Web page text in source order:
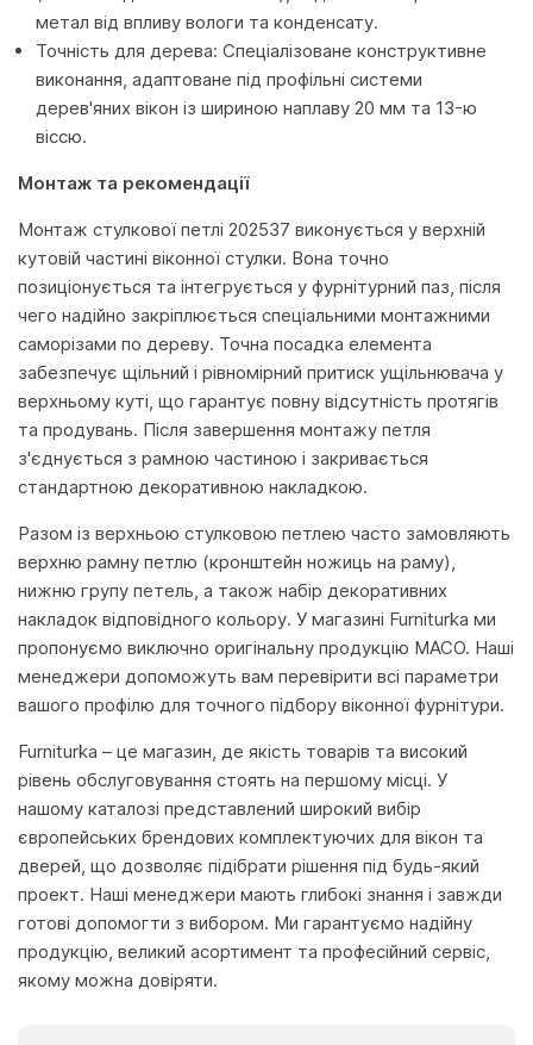
метал від впливу вологи та конденсату.
Точність для дерева: Спеціалізоване конструктивне
виконання, адаптоване під профільні системи
дерев'яних вікон із шириною наплаву 20 мм та 13-ю
віссю.
Монтаж та рекомендації
Монтаж стулкової петлі 202537 виконується у верхній
кутовій частині віконної стулки. Вона точно
позиціонується та інтегрується у фурнітурний паз, після
чего надійно закріплюється спеціальними монтажними
саморізами по дереву. Точна посадка елемента
забезпечує щільний і рівномірний притиск ущільнювача у
верхньому куті, що гарантує повну відсутність протягів
та продувань. Після завершення монтажу петля
з'єднується з рамною частиною і закривається
стандартною декоративною накладкою.
Разом із верхньою стулковою петлею часто замовляють
верхню рамну петлю (кронштейн ножиць на раму),
нижню групу петель, а також набір декоративних
накладок відповідного кольору. У магазині Furniturka ми
пропонуємо виключно оригінальну продукцію MACO. Наші
менеджери допоможуть вам перевірити всі параметри
вашого профілю для точного підбору віконної фурнітури.
Furniturka – це магазин, де якість товарів та високий
рівень обслуговування стоять на першому місці. У
нашому каталозі представлений широкий вибір
європейських брендових комплектуючих для вікон та
дверей, що дозволяє підібрати рішення під будь-який
проект. Наші менеджери мають глибокі знання і завжди
готові допомогти з вибором. Ми гарантуємо надійну
продукцію, великий асортимент та професійний сервіс,
якому можна довіряти.